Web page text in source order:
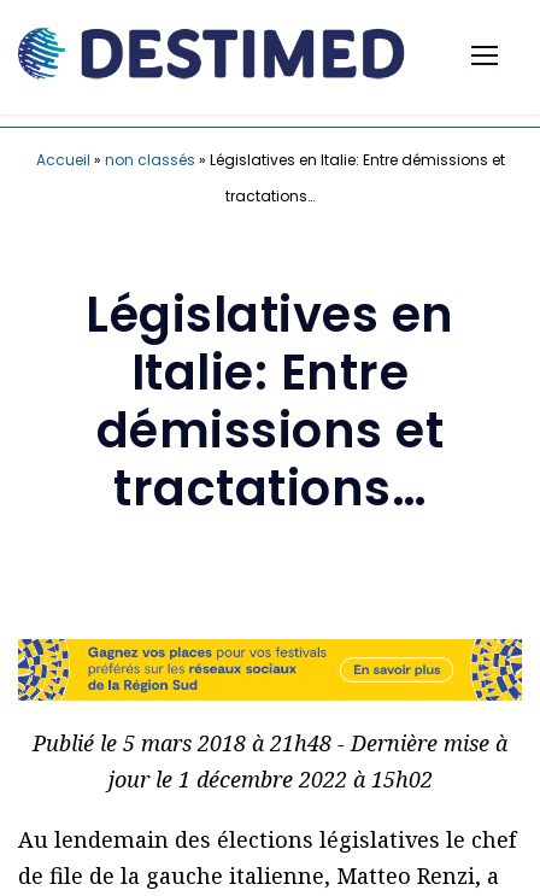
Accueil » non classés » Législatives en Italie: Entre démissions et
tractations…
Législatives en
Italie: Entre
démissions et
tractations…
Publié le 5 mars 2018 à 21h48 - Dernière mise à
jour le 1 décembre 2022 à 15h02
Au lendemain des élections législatives le chef
de file de la gauche italienne, Matteo Renzi, a